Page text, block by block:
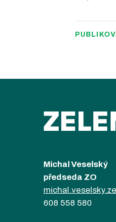
Michal Veselský
předseda ZO
608 558 580